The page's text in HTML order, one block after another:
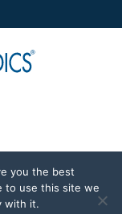
(Französisch)
you the best
to use this site we
with it.